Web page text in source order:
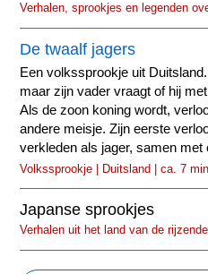
Verhalen, sprookjes en legenden
De twaalf jagers
Een volkssprookje uit
maar zijn vader vraagt of hij
Als de zoon koning wordt,
andere meisje. Zijn eerste
verkleden als jager, samen met
Volkssprookje | Duitsland | ca. 7 min.
Japanse sprookjes
Verhalen uit het land van de